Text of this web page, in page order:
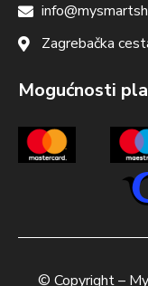
Zagrebačka
Mogućnosti
© Copyright –